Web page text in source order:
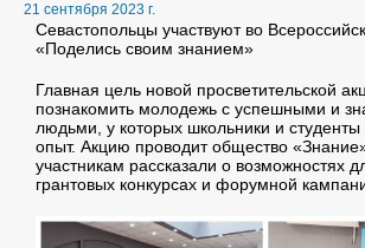
21 сентября 2023 г.
Севастопольцы участвуют во
«Поделись своим знанием»
Главная цель новой просветительской
познакомить молодежь с успешными и
людьми, у которых школьники и студенты
опыт. Акцию проводит общество
участникам рассказали о возможностях
грантовых конкурсах и форумной